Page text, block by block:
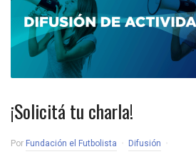
¡Solicitá tu charla!
Por Fundación el Futbolista Difusión